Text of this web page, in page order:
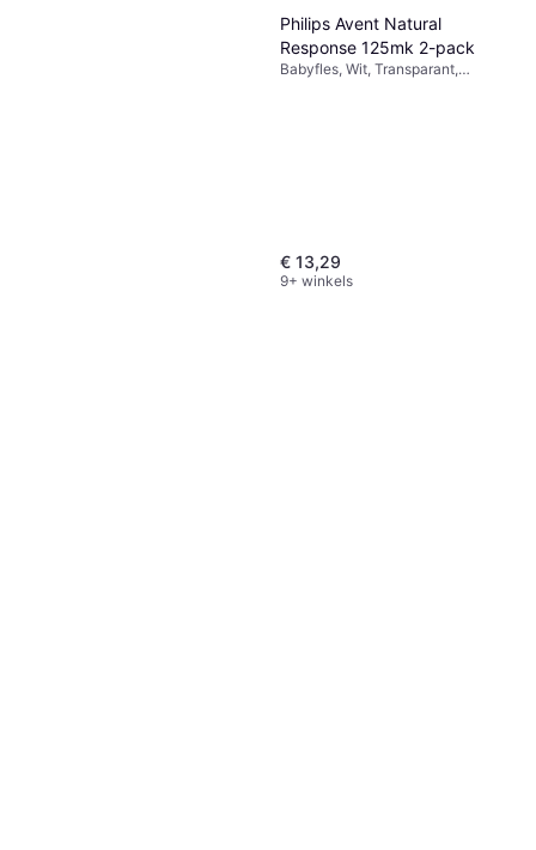
Philips Avent Natural
Response 125mk 2-pack
Babyfles, Wit, Transparant,
€ 13,29
9+ winkels